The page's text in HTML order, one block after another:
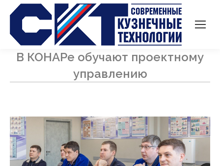
В КОНАРе обучают проектному
управлению